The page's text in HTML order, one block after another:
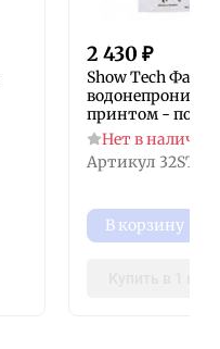
2 430 ₽
Show Tech
принтом -
Нет в наличии
Артикул
В корзину